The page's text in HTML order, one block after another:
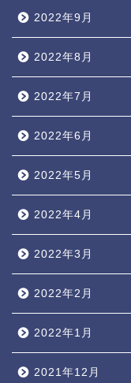
2022年9月
2022年8月
2022年7月
2022年6月
2022年5月
2022年4月
2022年3月
2022年2月
2022年1月
2021年12月